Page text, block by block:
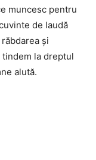
muncesc pentru
de laudă
şi
la dreptul
alută.